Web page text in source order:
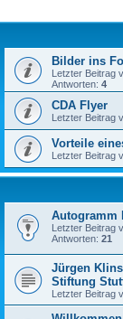
Bilder ins
Letzter Beitrag
Antworten: 4
CDA Flyer
Letzter Beitrag
Vorteile
Letzter Beitrag
Autogramm
Letzter Beitrag
Antworten: 21
Jürgen
Stiftung
Letzter Beitrag